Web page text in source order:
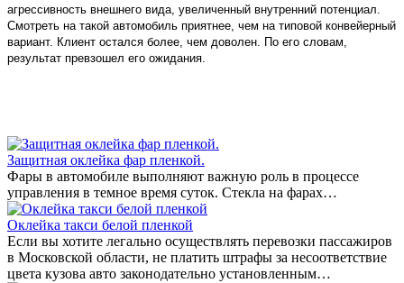
агрессивность внешнего вида, увеличенный внутренний потенциал.
Смотреть на такой автомобиль приятнее, чем на типовой конвейерный
вариант. Клиент остался более, чем доволен. По его словам,
результат превзошел его ожидания.
Защитная оклейка фар пленкой.
Фары в автомобиле выполняют важную роль в процессе
управления в темное время суток. Стекла на фарах…
Оклейка такси белой пленкой
Если вы хотите легально осуществлять перевозки пассажиров
в Московской области, не платить штрафы за несоответствие
цвета кузова авто законодательно установленным…